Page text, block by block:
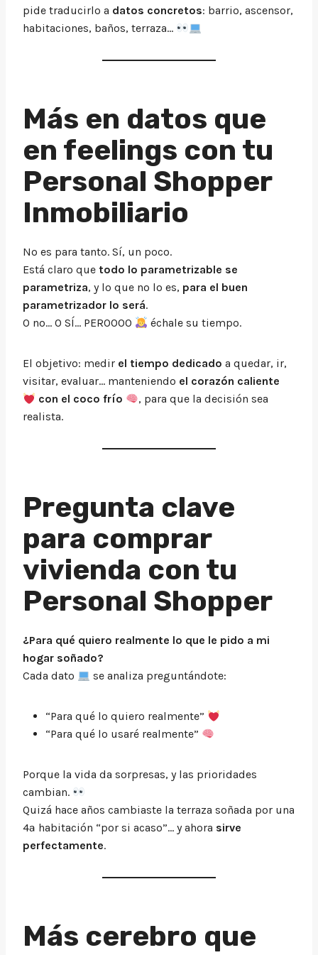
pide traducirlo a datos concretos: barrio, ascensor,
habitaciones, baños, terraza…
Más en datos que
en feelings con tu
Personal Shopper
Inmobiliario
No es para tanto. Sí, un poco.
Está claro que todo lo parametrizable se
parametriza, y lo que no lo es, para el buen
parametrizador lo será.
O no… O SÍ… PEROOOO
échale su tiempo.
El objetivo: medir el tiempo dedicado a quedar, ir,
visitar, evaluar… manteniendo el corazón caliente
con el coco frío
, para que la decisión sea
realista.
Pregunta clave
para comprar
vivienda con tu
Personal Shopper
¿Para qué quiero realmente lo que le pido a mi
hogar soñado?
Cada dato
se analiza preguntándote:
“Para qué lo quiero realmente”
“Para qué lo usaré realmente”
Porque la vida da sorpresas, y las prioridades
cambian.
Quizá hace años cambiaste la terraza soñada por una
4ª habitación “por si acaso”… y ahora sirve
perfectamente.
Más cerebro que